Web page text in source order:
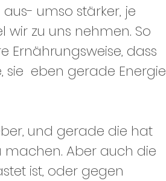
umso stärker, je
zu uns nehmen. So
Ernährungsweise, dass
sie  eben gerade Energie
und gerade die hat
machen. Aber auch die
ist, oder gegen